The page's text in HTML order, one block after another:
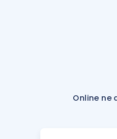
Online ne